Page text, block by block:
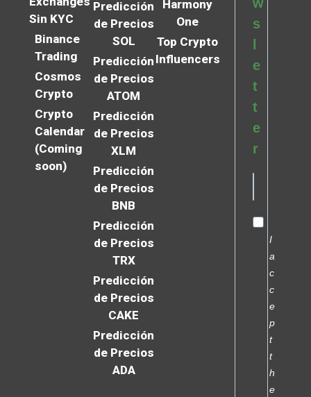
Sin KYC
Binance
Trading
Cosmos
Crypto
Crypto
Calendar
(Coming
soon)
Predicción
de Precios
SOL
Predicción
de Precios
ATOM
Predicción
de Precios
XLM
Predicción
de Precios
BNB
Predicción
de Precios
TRX
Predicción
de Precios
CAKE
Predicción
de Precios
ADA
Harmony
One
Top Crypto
Influencers
s
e
t
t
e
r
I
a
c
c
e
p
t
t
h
e